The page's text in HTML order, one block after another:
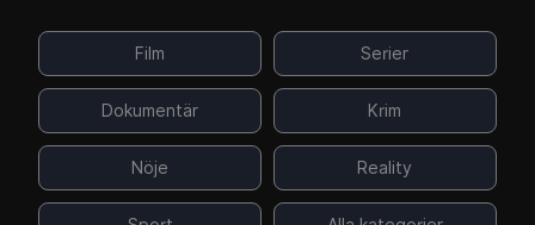
Film Serier
Dokumentär Krim
Nöje Reality